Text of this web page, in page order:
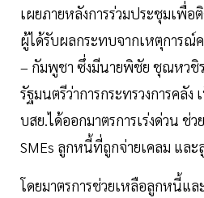
เผยภายหลังการร่วมประชุมเพื่อ
ผู้ได้รับผลกระทบจากเหตุการณ์
– กัมพูชา ซึ่งมีนายพิชัย ชุณหวชิ
รัฐมนตรีว่าการกระทรวงการคลัง
บสย.ได้ออกมาตรการเร่งด่วน ช่
SMEs ลูกหนี้ที่ถูกจ่ายเคลม และ
โดยมาตรการช่วยเหลือลูกหนี้แล